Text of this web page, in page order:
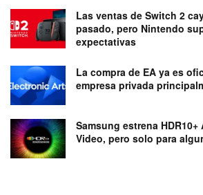
Las ventas de Switch 2
pasado, pero Nintendo
expectativas
La compra de EA ya es
empresa privada
Samsung estrena HDR10+
Video, pero solo para